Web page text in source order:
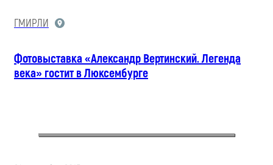
ГМИРЛИ
Фотовыставка «Александр Вертинский. Легенда
века» гостит в Люксембурге